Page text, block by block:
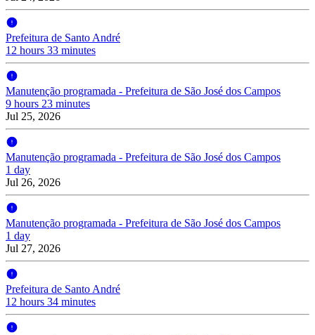
Prefeitura de Santo André
12 hours 33 minutes
Manutenção programada - Prefeitura de São José dos Campos
9 hours 23 minutes
Jul 25, 2026
Manutenção programada - Prefeitura de São José dos Campos
1 day
Jul 26, 2026
Manutenção programada - Prefeitura de São José dos Campos
1 day
Jul 27, 2026
Prefeitura de Santo André
12 hours 34 minutes